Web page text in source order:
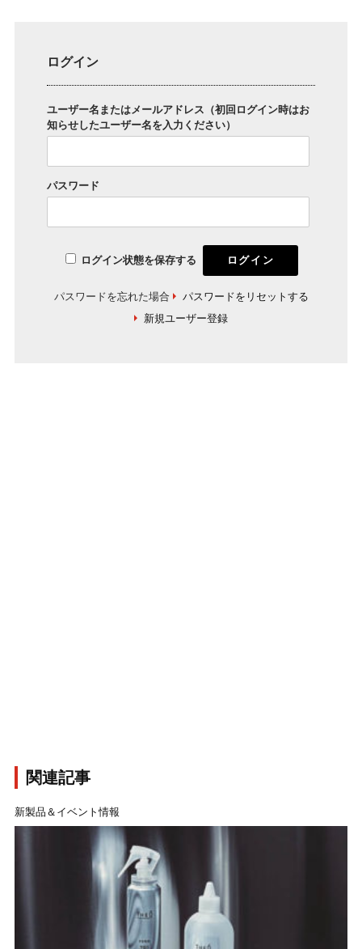
ログイン
ユーザー名またはメールアドレス（初回ログイン時はお
知らせしたユーザー名を入力ください）
パスワード
ログイン状態を保存する
パスワードを忘れた場合
パスワードをリセットする
新規ユーザー登録
関連記事
新製品＆イベント情報